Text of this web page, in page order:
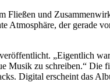
und
Atmosphäre, der gerade
„Eigentlich
Musik zu schreiben.“
Digital erscheint das